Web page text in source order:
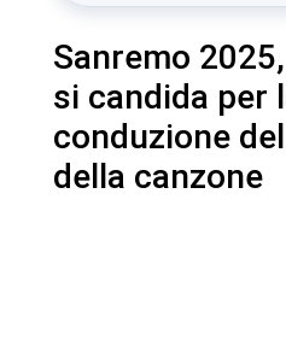
Sanremo
si candida per
conduzione
della canzone